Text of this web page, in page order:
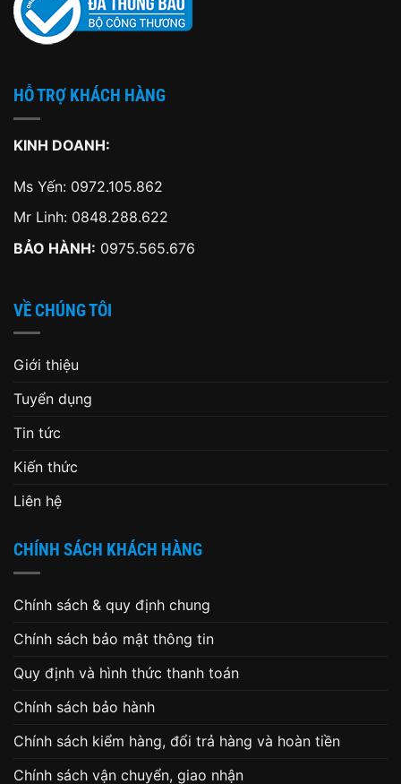
HỖ TRỢ KHÁCH HÀNG
KINH DOANH:
Ms Yến: 0972.105.862
Mr Linh: 0848.288.622
BẢO HÀNH: 0975.565.676
VỀ CHÚNG TÔI
Giới thiệu
Tuyển dụng
Tin tức
Kiến thức
Liên hệ
CHÍNH SÁCH KHÁCH HÀNG
Chính sách & quy định chung
Chính sách bảo mật thông tin
Quy định và hình thức thanh toán
Chính sách bảo hành
Chính sách kiểm hàng, đổi trả hàng và hoàn tiền
Chính sách vận chuyển, giao nhận